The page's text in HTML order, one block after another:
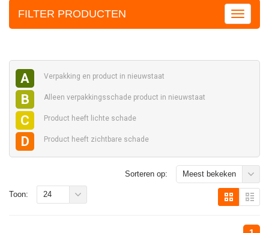
FILTER PRODUCTEN
A Verpakking en product in nieuwstaat
B Alleen verpakkingsschade product in nieuwstaat
C Product heeft lichte schade
D Product heeft zichtbare schade
Sorteren op: Meest bekeken
Toon: 24